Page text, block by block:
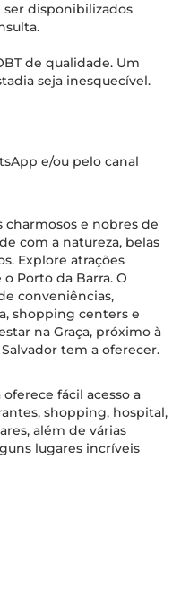
ser disponibilizados
de qualidade. Um
seja inesquecível.
e/ou pelo canal
charmosos e nobres de
com a natureza, belas
Explore atrações
Porto da Barra. O
conveniências,
shopping centers e
na Graça, próximo à
tem a oferecer.
oferece fácil acesso a
shopping, hospital,
além de várias
lugares incríveis